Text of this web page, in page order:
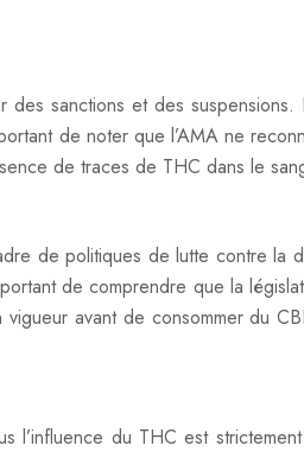
sanctions et des suspensions.
de noter que l’AMA ne
de traces de THC dans le
de politiques de lutte contre la
de comprendre que la
avant de consommer du
du THC est